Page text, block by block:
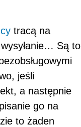
tracą na
Są to
jeśli
a następnie
go na
to żaden